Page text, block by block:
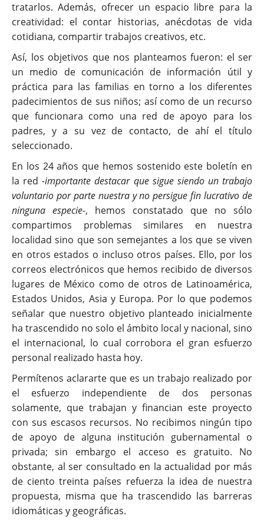
tratarlos. Además, ofrecer un espacio libre para la
creatividad: el contar historias, anécdotas de vida
cotidiana, compartir trabajos creativos, etc.
Así, los objetivos que nos planteamos fueron: el ser
un medio de comunicación de información útil y
práctica para las familias en torno a los diferentes
padecimientos de sus niños; así como de un recurso
que funcionara como una red de apoyo para los
padres, y a su vez de contacto, de ahí el título
seleccionado.
En los 24 años que hemos sostenido este boletín en
la red-importante destacar que sigue siendo un trabajo
voluntario por parte nuestra y no persigue fin lucrativo de
ninguna especie-, hemos constatado que no sólo
compartimos problemas similares en nuestra
localidad sino que son semejantes a los que se viven
en otros estados o incluso otros países. Ello, por los
correos electrónicos que hemos recibido de diversos
lugares de México como de otros de Latinoamérica,
Estados Unidos, Asia y Europa. Por lo que podemos
señalar que nuestro objetivo planteado inicialmente
ha trascendido no solo el ámbito local y nacional, sino
el internacional, lo cual corrobora el gran esfuerzo
personal realizado hasta hoy.
Permítenos aclararte que es un trabajo realizado por
el esfuerzo independiente de dos personas
solamente, que trabajan y financian este proyecto
con sus escasos recursos. No recibimos ningún tipo
de apoyo de alguna institución gubernamental o
privada; sin embargo el acceso es gratuito. No
obstante, al ser consultado en la actualidad por más
de ciento treinta países refuerza la idea de nuestra
propuesta, misma que ha trascendido las barreras
idiomáticas y geográficas.